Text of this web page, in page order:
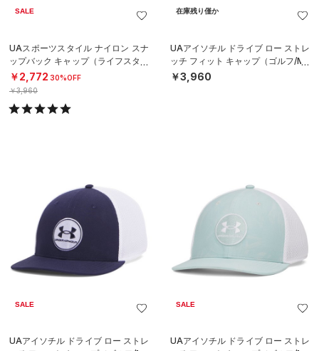
SALE
UAスポーツスタイル ナイロン スナ
ップバック キャップ（ライフスタイ
ル/MEN）
￥2,772 30%OFF
￥3,960
在庫残り僅か
UAアイソチル ドライブ ロー ストレ
ッチ フィット キャップ（ゴルフ/ME
N）
￥3,960
SALE
UAアイソチル ドライブ ロー ストレ
SALE
UAアイソチル ドライブ ロー ストレ